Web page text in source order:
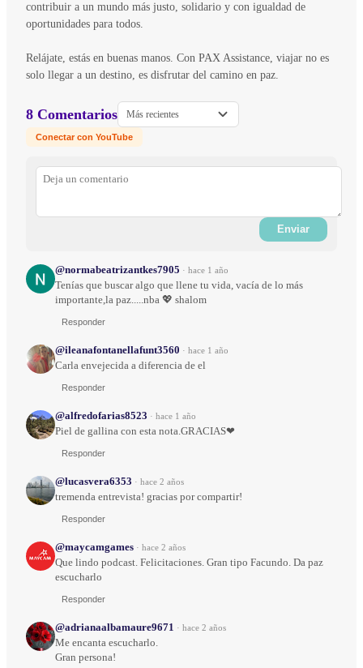
contribuir a un mundo más justo, solidario y con igualdad de
oportunidades para todos.
Relájate, estás en buenas manos. Con PAX Assistance, viajar no es
solo llegar a un destino, es disfrutar del camino en paz.
8 Comentarios Más recientes
Conectar con YouTube
Enviar
@normabeatrizantkes7905 · hace 1 año
Tenías que buscar algo que llene tu vida, vacía de lo más
importante,la paz.....nba 💖 shalom
Responder
@ileanafontanellafunt3560 · hace 1 año
Carla envejecida a diferencia de el
Responder
@alfredofarias8523 · hace 1 año
Piel de gallina con esta nota.GRACIAS❤
Responder
@lucasvera6353 · hace 2 años
tremenda entrevista! gracias por compartir!
Responder
@maycamgames · hace 2 años
Que lindo podcast. Felicitaciones. Gran tipo Facundo. Da paz
escucharlo
Responder
@adrianaalbamaure9671 · hace 2 años
Me encanta escucharlo.
Gran persona!